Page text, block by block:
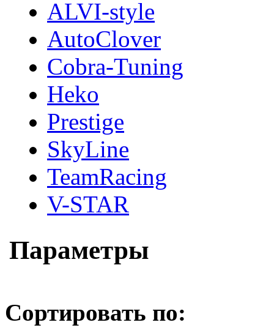
ALVI-style
AutoClover
Cobra-Tuning
Heko
Prestige
SkyLine
TeamRacing
V-STAR
Параметры
Сортировать по: